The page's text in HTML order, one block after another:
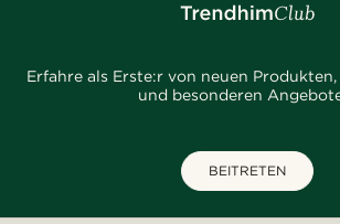
Erfahre als Erste:r von neuen
und besonderen
BEITRETEN